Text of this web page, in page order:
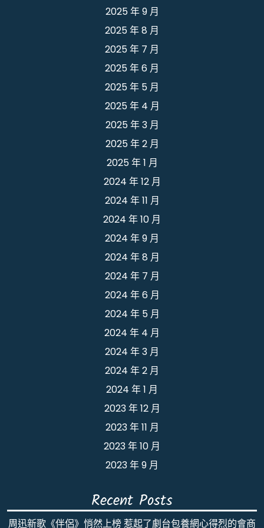
2025 年 9 月
2025 年 8 月
2025 年 7 月
2025 年 6 月
2025 年 5 月
2025 年 4 月
2025 年 3 月
2025 年 2 月
2025 年 1 月
2024 年 12 月
2024 年 11 月
2024 年 10 月
2024 年 9 月
2024 年 8 月
2024 年 7 月
2024 年 6 月
2024 年 5 月
2024 年 4 月
2024 年 3 月
2024 年 2 月
2024 年 1 月
2023 年 12 月
2023 年 11 月
2023 年 10 月
2023 年 9 月
Recent Posts
周迅新歌《伴侶》悄然上榜 惹起了劇台包養網心得烈的會商